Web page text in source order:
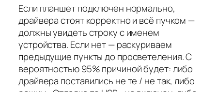
Если планшет подключен нормально,
драйвера стоят корректно и всё пучком —
должны увидеть строку с именем
устройства. Если нет — раскуриваем
предыдущие пункты до просветеления. С
вероятностью 95% причиной будет: либо
драйвера поставились не те / не так, либо